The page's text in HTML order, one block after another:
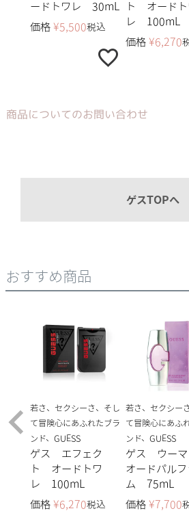
ードトワレ 30mL
価格 ¥5,500税込
ト オードト
レ 100mL
価格 ¥6,270
商品についてのお問い合わせ
ゲスTOPへ
おすすめ商品
若さ、セクシーさ、そし
て冒険心にあふれたブラ
ンド、GUESS
ゲス エフェク
ト オードトワ
レ 100mL
価格 ¥6,270税込
若さ、セクシー
て冒険心にあふ
ンド、GUESS
ゲス ウー
オードパルフ
ム 75mL
価格 ¥7,700